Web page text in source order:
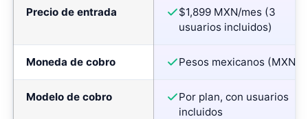
Precio de entrada
$1,899 MXN/mes (3
usuarios incluidos)
Moneda de cobro Pesos mexicanos (MXN)
Modelo de cobro
Por plan, con usuarios
incluidos